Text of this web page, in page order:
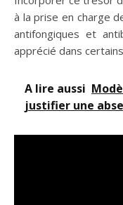
à la prise en charge
antifongiques et
apprécié dans
A lire aussi
justifier une